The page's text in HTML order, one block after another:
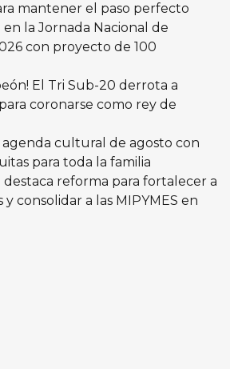
mantener el paso perfecto
la Jornada Nacional de
con proyecto de 100
El Tri Sub-20 derrota a
coronarse como rey de
cultural de agosto con
para toda la familia
destaca reforma para fortalecer a
consolidar a las MIPYMES en